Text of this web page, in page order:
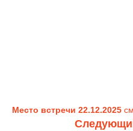
Место встречи 22.12.2025